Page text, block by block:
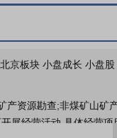
京板块 小盘成长 小盘
产资源勘查;非煤矿山矿
展经营活动,具体经营